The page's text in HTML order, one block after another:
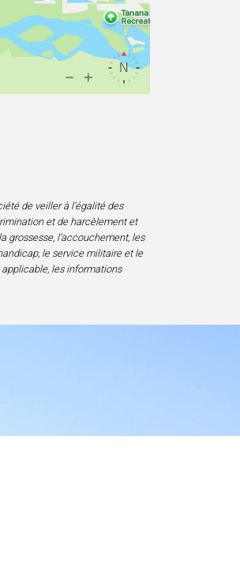
de veiller à l’égalité des
et de harcèlement et
grossesse, l’accouchement, les
le service militaire et le
les informations